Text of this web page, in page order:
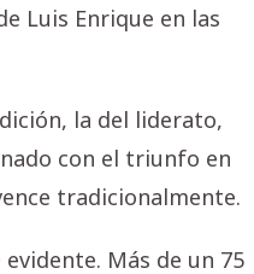
Luis Enrique en las
la del liderato,
con el triunfo en
tradicionalmente.
Más de un 75